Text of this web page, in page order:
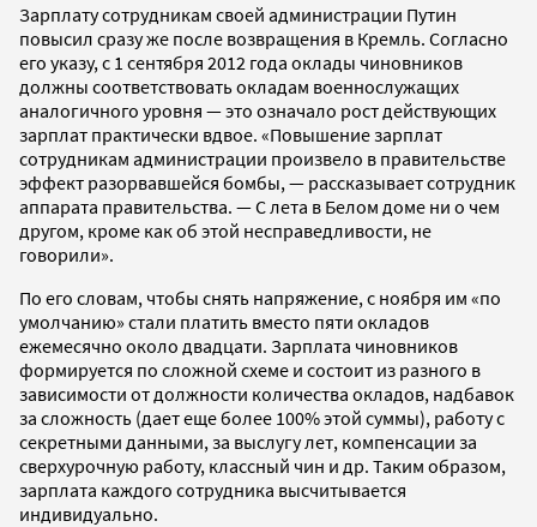
Зарплату сотрудникам своей администрации Путин
повысил сразу же после возвращения в Кремль. Согласно
его указу, с 1 сентября 2012 года оклады чиновников
должны соответствовать окладам военнослужащих
аналогичного уровня — это означало рост действующих
зарплат практически вдвое. «Повышение зарплат
сотрудникам администрации произвело в правительстве
эффект разорвавшейся бомбы, — рассказывает сотрудник
аппарата правительства. — С лета в Белом доме ни о чем
другом, кроме как об этой несправедливости, не
говорили».
По его словам, чтобы снять напряжение, с ноября им «по
умолчанию» стали платить вместо пяти окладов
ежемесячно около двадцати. Зарплата чиновников
формируется по сложной схеме и состоит из разного в
зависимости от должности количества окладов, надбавок
за сложность (дает еще более 100% этой суммы), работу с
секретными данными, за выслугу лет, компенсации за
сверхурочную работу, классный чин и др. Таким образом,
зарплата каждого сотрудника высчитывается
индивидуально.